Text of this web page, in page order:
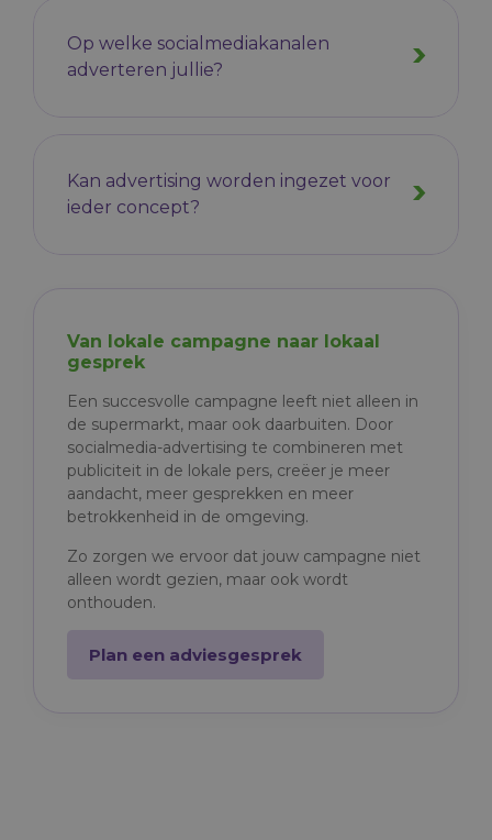
Op welke socialmediakanalen
adverteren jullie?
Kan advertising worden ingezet voor
ieder concept?
Van lokale campagne naar lokaal
gesprek
Een succesvolle campagne leeft niet alleen in
de supermarkt, maar ook daarbuiten. Door
socialmedia-advertising te combineren met
publiciteit in de lokale pers, creëer je meer
aandacht, meer gesprekken en meer
betrokkenheid in de omgeving.
Zo zorgen we ervoor dat jouw campagne niet
alleen wordt gezien, maar ook wordt
onthouden.
Plan een adviesgesprek